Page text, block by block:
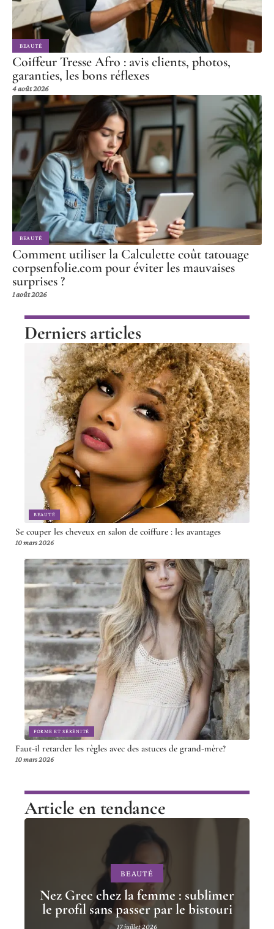
BEAUTÉ
Coiffeur Tresse Afro : avis clients, photos,
garanties, les bons réflexes
4 août 2026
BEAUTÉ
Comment utiliser la Calculette coût tatouage
corpsenfolie.com pour éviter les mauvaises
surprises ?
1 août 2026
Derniers articles
BEAUTÉ
Se couper les cheveux en salon de coiffure : les avantages
10 mars 2026
FORME ET SÉRÉNITÉ
Faut-il retarder les règles avec des astuces de grand-mère?
10 mars 2026
Article en tendance
BEAUTÉ
Nez Grec chez la femme : sublimer
le profil sans passer par le bistouri
17 juillet 2026